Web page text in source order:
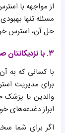
از مواجهه با
مسئله تنها
حل آن، استرس
۳. با نزدیکانتان صحبت کنید
با کسانی که به
برای مدیریت
والدین یا پزشک
ابراز دغدغه‌های
اگر برای شما